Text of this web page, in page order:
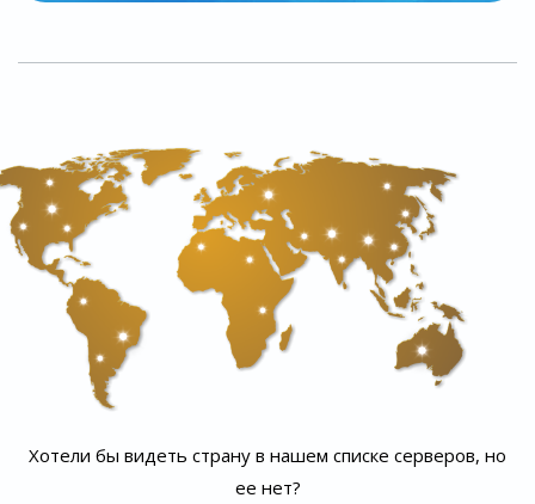
Хотели бы видеть страну в нашем списке серверов, но
ее нет?